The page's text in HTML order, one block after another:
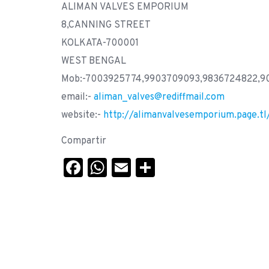
ALIMAN VALVES EMPORIUM
8,CANNING STREET
KOLKATA-700001
WEST BENGAL
Mob:-
email:- aliman_valves@rediffmail.com
website:- http://
Compartir
Facebook
WhatsApp
Email